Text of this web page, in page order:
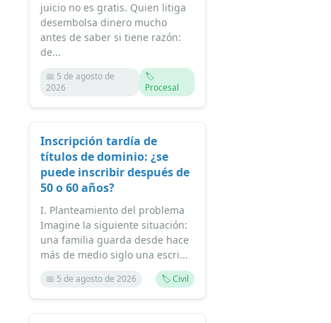
juicio no es gratis. Quien litiga
desembolsa dinero mucho
antes de saber si tiene razón:
de...
📅 5 de agosto de
2026
🏷️
Procesal
Inscripción tardía de
títulos de dominio: ¿se
puede inscribir después de
50 o 60 años?
I. Planteamiento del problema
Imagine la siguiente situación:
una familia guarda desde hace
más de medio siglo una escri...
📅 5 de agosto de 2026 🏷️ Civil